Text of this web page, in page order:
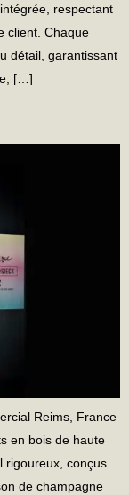
respectant
client. Chaque
détail, garantissant
[…]
Reims, France
en bois de haute
rigoureux, conçus
de champagne